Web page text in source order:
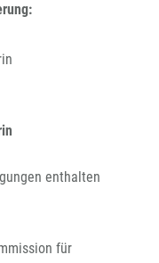
enthalten
für